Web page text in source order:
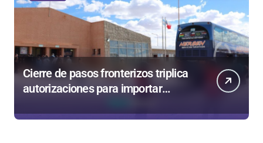
Cierre de pasos fronterizos triplica
autorizaciones para importar